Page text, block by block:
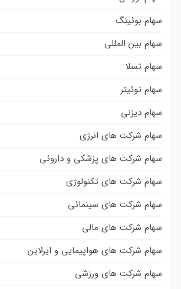
سهام بوئینگ
سهام بین المللی
سهام تسلا
سهام توئیتر
سهام دیزنی
سهام شرکت های انرژی
سهام شرکت های پزشکی و داروئی
سهام شرکت های تکنولوژی
سهام شرکت های سینمائی
سهام شرکت های مالی
سهام شرکت های هواپیمایی و ایرلاین
سهام شرکت های ورزشی